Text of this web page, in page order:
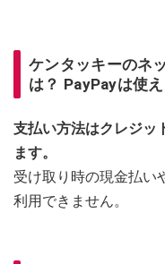
ケンタッキーのネ
は？ PayPayは使え
支払い方法はクレジッ
ます。
受け取り時の現金払い
利用できません。